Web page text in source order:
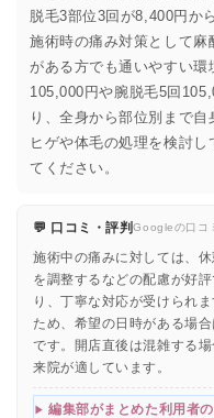
脱毛3部位3回が8,400円か
施術時の痛み対策として
がある方でも通いやすい
105,000円や腕脱毛5回
り、全身から部位別まで自
ヒゲや体毛の処理を検討
てください。
💬 口コミ・評判Googleの口コ
施術中の痛みに対しては、
を調整するなどの配慮が好
り、丁寧な対応が受けられ
ため、希望の日時がある場
です。開店直後は混雑する
来院が適しています。
編集部がまとめた利用者